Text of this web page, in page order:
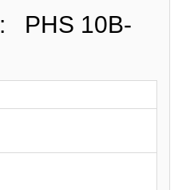
PHS 10B-